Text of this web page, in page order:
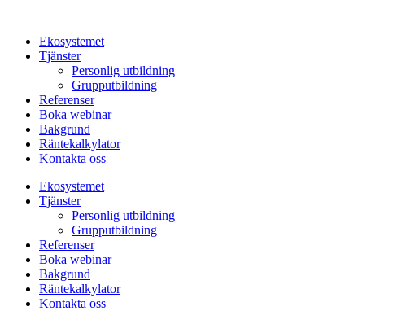
innehållEkosystemet
Tjänster
Personlig utbildning
Grupputbildning
Referenser
Boka webinar
Bakgrund
Räntekalkylator
Kontakta oss
Ekosystemet
Tjänster
Personlig utbildning
Grupputbildning
Referenser
Boka webinar
Bakgrund
Räntekalkylator
Kontakta oss